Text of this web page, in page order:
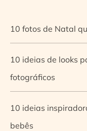
10 fotos de Natal
10 ideias de looks
fotográficos
10 ideias
bebês